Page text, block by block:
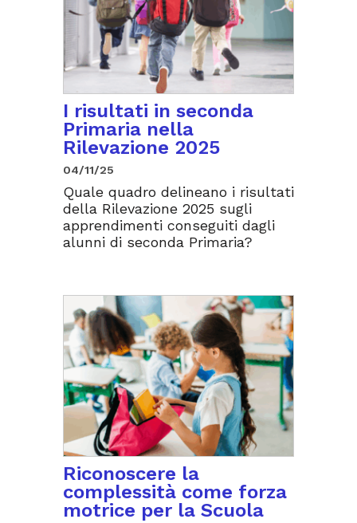
I risultati in seconda
Primaria nella
Rilevazione 2025
04/11/25
Quale quadro delineano i risultati
della Rilevazione 2025 sugli
apprendimenti conseguiti dagli
alunni di seconda Primaria?
Riconoscere la
complessità come forza
motrice per la Scuola